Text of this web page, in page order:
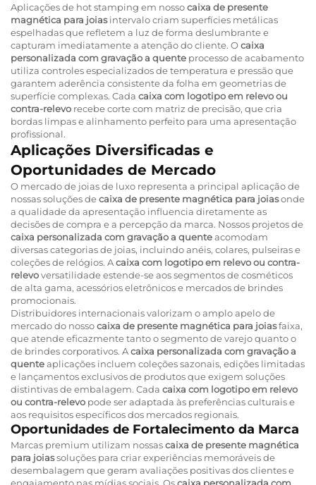
Aplicações de hot stamping em nossocaixa de presente
magnética para joiasintervalo criam superfícies metálicas
espelhadas que refletem a luz de forma deslumbrante e
capturam imediatamente a atenção do cliente. Ocaixa
personalizada com gravação a quente processo de acabamento
utiliza controles especializados de temperatura e pressão que
garantem aderência consistente da folha em geometrias de
superfície complexas. Cada caixa com logotipo em relevo ou
contra-relevo recebe corte com matriz de precisão, que cria
bordas limpas e alinhamento perfeito para uma apresentação
profissional.
Aplicações Diversificadas e
Oportunidades de Mercado
O mercado de joias de luxo representa a principal aplicação de
nossas soluções decaixa de presente magnética para joiasonde
a qualidade da apresentação influencia diretamente as
decisões de compra e a percepção da marca. Nossos projetos de
caixa personalizada com gravação a quenteacomodam
diversas categorias de joias, incluindo anéis, colares, pulseiras e
coleções de relógios. Acaixa com logotipo em relevo ou contra-
relevoversatilidade estende-se aos segmentos de cosméticos
de alta gama, acessórios eletrônicos e mercados de brindes
promocionais.
Distribuidores internacionais valorizam o amplo apelo de
mercado do nossocaixa de presente magnética para joiasfaixa,
que atende eficazmente tanto o segmento de varejo quanto o
de brindes corporativos. Acaixa personalizada com gravação a
quenteaplicações incluem coleções sazonais, edições limitadas
e lançamentos exclusivos de produtos que exigem soluções
distintivas de embalagem. Cada caixa com logotipo em relevo
ou contra-relevo pode ser adaptada às preferências culturais e
aos requisitos específicos dos mercados regionais.
Oportunidades de Fortalecimento da Marca
Marcas premium utilizam nossascaixa de presente magnética
para joiassoluções para criar experiências memoráveis de
desembalagem que geram avaliações positivas dos clientes e